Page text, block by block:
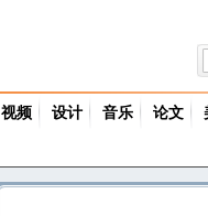
视频 设计 音乐 论文